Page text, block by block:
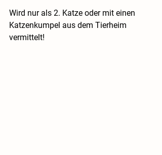
Wird nur als 2. Katze oder mit einen
Katzenkumpel aus dem Tierheim
vermittelt!